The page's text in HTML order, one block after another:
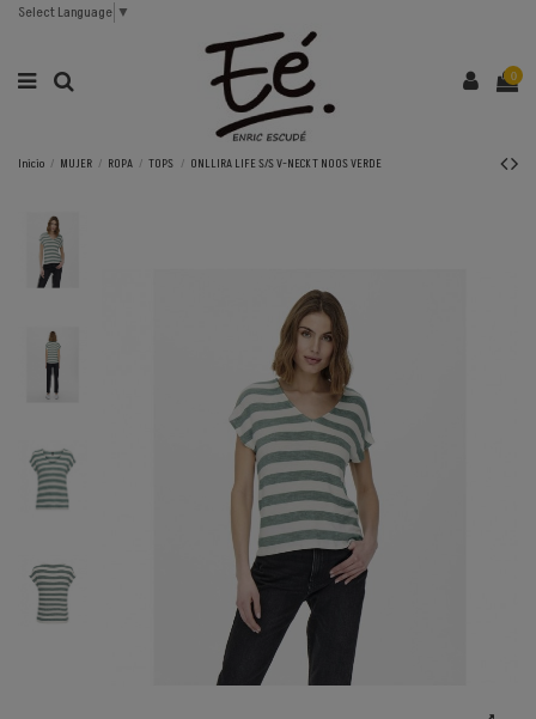
Select Language ▼
0
Inicio MUJER ROPA TOPS ONLLIRA LIFE S/S V-NECK T NOOS VERDE